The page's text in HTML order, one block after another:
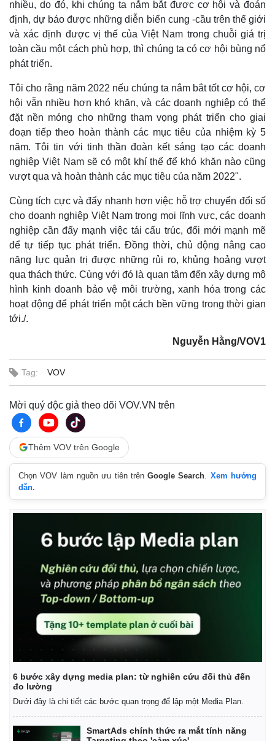
Pháp luật
Vụ án
Tin nóng
Tư vấn luật
Quân sự - Quốc phòng
Việt Nam
Phân tích
nhiều, do đó, khi chúng ta nắm bắt được cơ hội và đoán
định, dự báo được những diễn biến cung -cầu trên thế giới
và xác định được vị thế của Việt Nam trong chuỗi giá trị
toàn cầu một cách phù hợp, thì chúng ta có cơ hội bùng nổ
phát triển.
Tôi cho rằng năm 2022 nếu chúng ta nắm bắt tốt cơ hội, cơ
hội vẫn nhiều hơn khó khăn, và các doanh nghiệp có thể
đặt nền móng cho những tham vọng phát triển cho giai
đoạn tiếp theo hoàn thành các mục tiêu của nhiệm kỳ 5
năm. Tôi tin với tinh thần đoàn kết sáng tạo các doanh
nghiệp Việt Nam sẽ có một khí thế để khó khăn nào cũng
vượt qua và hoàn thành các mục tiêu của năm 2022".
Cùng tích cực và đẩy nhanh hơn việc hỗ trợ chuyển đổi số
cho doanh nghiệp Việt Nam trong mọi lĩnh vực, các doanh
nghiệp cần đẩy mạnh việc tái cấu trúc, đổi mới mạnh mẽ
để tự tiếp tục phát triển. Đồng thời, chủ động nâng cao
năng lực quản trị được những rủi ro, khủng hoảng vượt
qua thách thức. Cùng với đó là quan tâm đến xây dựng mô
hình kinh doanh bảo vệ môi trường, xanh hóa trong các
hoạt động để phát triển một cách bền vững trong thời gian
tới./.
Nguyễn Hằng/VOV1
Tag: VOV
Mời quý độc giả theo dõi VOV.VN trên
Thêm VOV trên Google
Chọn VOV làm nguồn ưu tiên trênGoogle Search
Xem hướng
dẫn.
6 bước xây dựng media plan: từ nghiên cứu đối thủ đến
đo lường
Dưới đây là chi tiết các bước quan trọng để lập một Media Plan.
SmartAds chính thức ra mắt tính năng